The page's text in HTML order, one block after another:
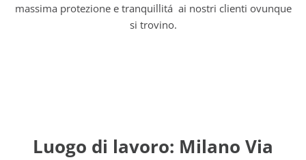
massima protezione e tranquillitá ai nostri clienti ovunque
si trovino.
Luogo di lavoro: Milano Via